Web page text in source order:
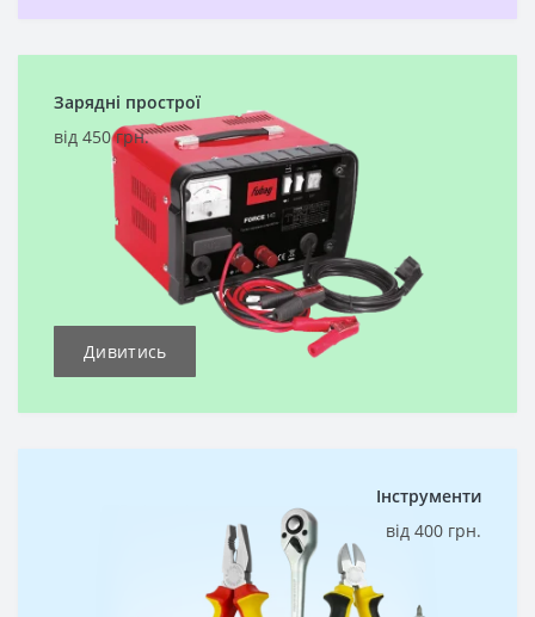
Зарядні прострої
від 450 грн.
Дивитись
Інструменти
від 400 грн.